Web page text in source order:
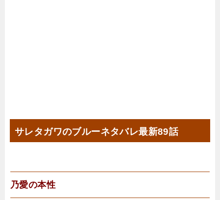
サレタガワのブルーネタバレ最新89話
乃愛の本性